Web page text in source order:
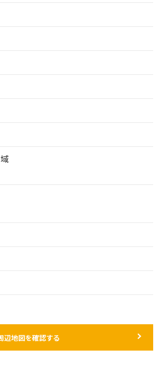
辺地図を確認する